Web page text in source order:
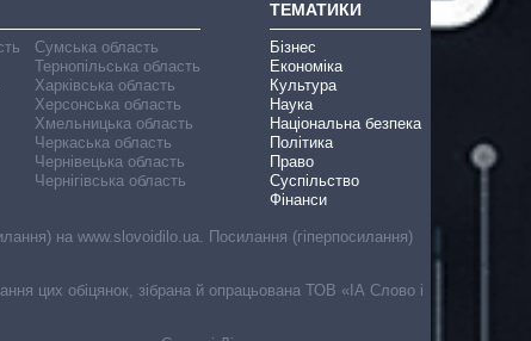
Сумська область
Тернопільська область
Харківська область
Херсонська область
Хмельницька область
Черкаська область
Чернівецька область
Чернігівська область
ТЕМАТИКИ
Бізнес
Економіка
Культура
Наука
Національна безпека
Політика
Право
Суспільство
Фінанси
на www.slovoidilo.ua. Посилання (гіперпосилання)
цих обіцянок, зібрана й опрацьована ТОВ «ІА Слово і